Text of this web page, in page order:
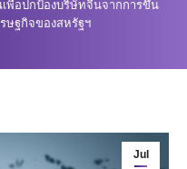
พื่อปกป้องบริษัทจีนจากการขึ้น
ษฐกิจของสหรัฐฯ
Jul